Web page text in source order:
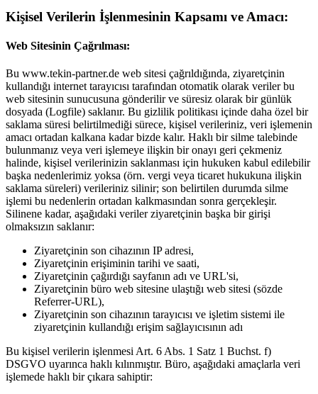
Kişisel Verilerin İşlenmesinin Kapsamı ve Amacı:
Web Sitesinin Çağrılması:
Bu www.tekin-partner.de web sitesi çağrıldığında, ziyaretçinin
kullandığı internet tarayıcısı tarafından otomatik olarak veriler bu
web sitesinin sunucusuna gönderilir ve süresiz olarak bir günlük
dosyada (Logfile) saklanır. Bu gizlilik politikası içinde daha özel bir
saklama süresi belirtilmediği sürece, kişisel verileriniz, veri işlemenin
amacı ortadan kalkana kadar bizde kalır. Haklı bir silme talebinde
bulunmanız veya veri işlemeye ilişkin bir onayı geri çekmeniz
halinde, kişisel verilerinizin saklanması için hukuken kabul edilebilir
başka nedenlerimiz yoksa (örn. vergi veya ticaret hukukuna ilişkin
saklama süreleri) verileriniz silinir; son belirtilen durumda silme
işlemi bu nedenlerin ortadan kalkmasından sonra gerçekleşir.
Silinene kadar, aşağıdaki veriler ziyaretçinin başka bir girişi
olmaksızın saklanır:
Ziyaretçinin son cihazının IP adresi,
Ziyaretçinin erişiminin tarihi ve saati,
Ziyaretçinin çağırdığı sayfanın adı ve URL'si,
Ziyaretçinin büro web sitesine ulaştığı web sitesi (sözde
Referrer-URL),
Ziyaretçinin son cihazının tarayıcısı ve işletim sistemi ile
ziyaretçinin kullandığı erişim sağlayıcısının adı
Bu kişisel verilerin işlenmesi Art. 6 Abs. 1 Satz 1 Buchst. f)
DSGVO uyarınca haklı kılınmıştır. Büro, aşağıdaki amaçlarla veri
işlemede haklı bir çıkara sahiptir: